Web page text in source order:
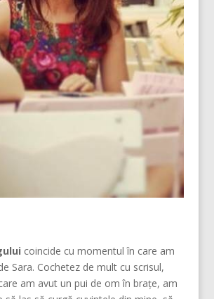
coincide cu momentul în care am
Sara. Cochetez de mult cu scrisul,
am avut un pui de om în brațe, am